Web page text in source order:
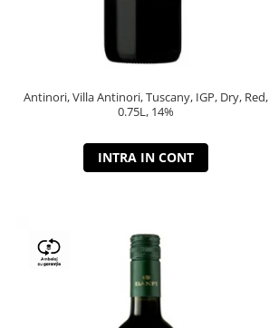
Antinori, Villa Antinori, Tuscany, IGP, Dry, Red,
0.75L, 14%
INTRA IN CONT